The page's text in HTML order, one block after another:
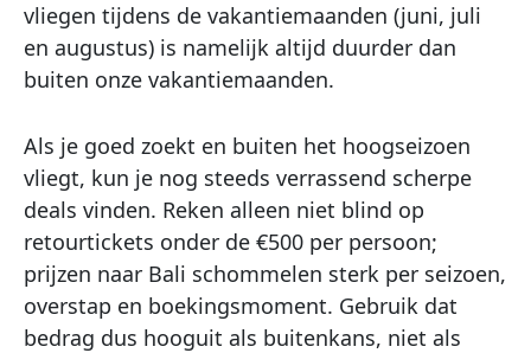
vliegen tijdens de vakantiemaanden (juni, juli
en augustus) is namelijk altijd duurder dan
buiten onze vakantiemaanden.
Als je goed zoekt en buiten het hoogseizoen
vliegt, kun je nog steeds verrassend scherpe
deals vinden. Reken alleen niet blind op
retourtickets onder de €500 per persoon;
prijzen naar Bali schommelen sterk per seizoen,
overstap en boekingsmoment. Gebruik dat
bedrag dus hooguit als buitenkans, niet als